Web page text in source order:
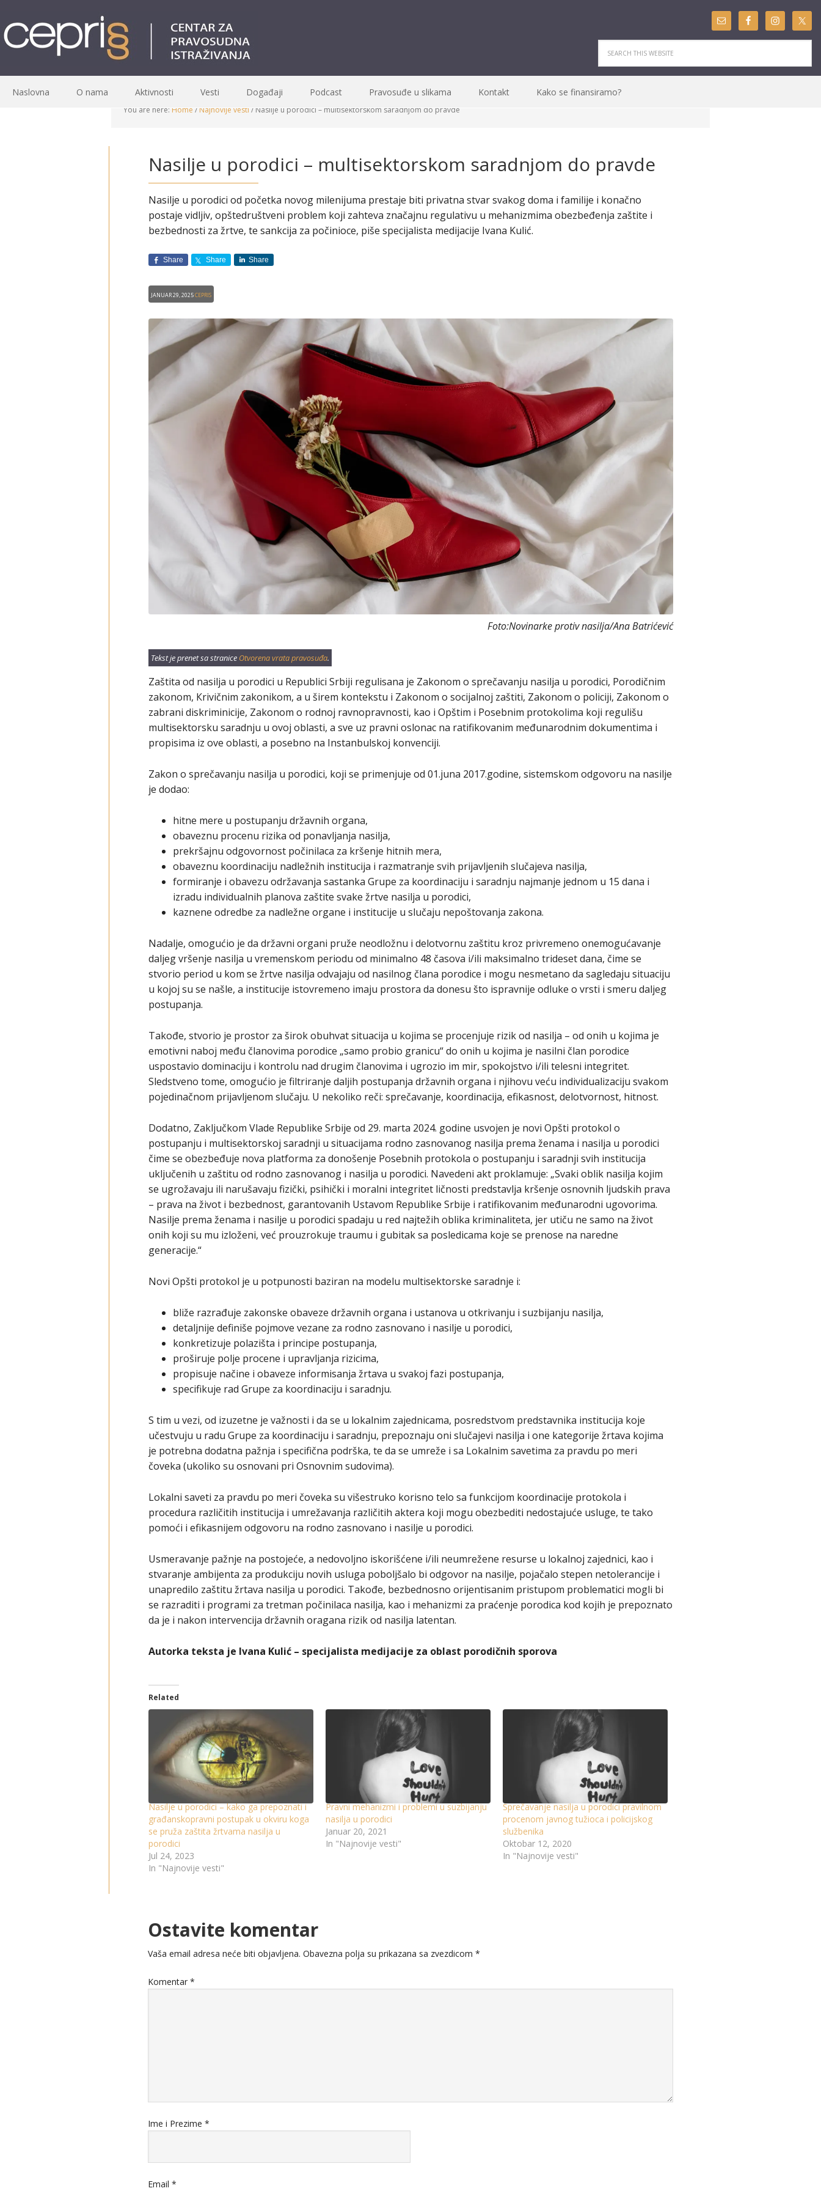
Naslovna O nama Aktivnosti Vesti Događaji Podcast Pravosuđe u slikama Kontakt Kako se finansiramo?
You are here: Home /Najnovije vesti /Nasilje u porodici – multisektorskom saradnjom do pravde
Nasilje u porodici – multisektorskom saradnjom do pravde
Nasilje u porodici od početka novog milenijuma prestaje biti privatna stvar svakog doma i familije i konačno
postaje vidljiv, opštedruštveni problem koji zahteva značajnu regulativu u mehanizmima obezbeđenja zaštite i
bezbednosti za žrtve, te sankcija za počinioce, piše specijalista medijacije Ivana Kulić.
Share Share Share
Januar 29, 2025CEPRIS
Foto:Novinarke protiv nasilja/Ana Batrićević
Tekst je prenet sa stranice Otvorena vrata pravosuđa.
Zaštita od nasilja u porodici u Republici Srbiji regulisana je Zakonom o sprečavanju nasilja u porodici, Porodičnim
zakonom, Кrivičnim zakonikom, a u širem kontekstu i Zakonom o socijalnoj zaštiti, Zakonom o policiji, Zakonom o
zabrani diskriminicije, Zakonom o rodnoj ravnopravnosti, kao i Opštim i Posebnim protokolima koji regulišu
multisektorsku saradnju u ovoj oblasti, a sve uz pravni oslonac na ratifikovanim međunarodnim dokumentima i
propisima iz ove oblasti, a posebno na Instanbulskoj konvenciji.
Zakon o sprečavanju nasilja u porodici, koji se primenjuje od 01.juna 2017.godine, sistemskom odgovoru na nasilje
je dodao:
hitne mere u postupanju državnih organa,
obaveznu procenu rizika od ponavljanja nasilja,
prekršajnu odgovornost počinilaca za kršenje hitnih mera,
obaveznu koordinaciju nadležnih institucija i razmatranje svih prijavljenih slučajeva nasilja,
formiranje i obavezu održavanja sastanka Grupe za koordinaciju i saradnju najmanje jednom u 15 dana i
izradu individualnih planova zaštite svake žrtve nasilja u porodici,
kaznene odredbe za nadležne organe i institucije u slučaju nepoštovanja zakona.
Nadalje, omogućio je da državni organi pruže neodložnu i delotvornu zaštitu kroz privremeno onemogućavanje
daljeg vršenje nasilja u vremenskom periodu od minimalno 48 časova i/ili maksimalno trideset dana, čime se
stvorio period u kom se žrtve nasilja odvajaju od nasilnog člana porodice i mogu nesmetano da sagledaju situaciju
u kojoj su se našle, a institucije istovremeno imaju prostora da donesu što ispravnije odluke o vrsti i smeru daljeg
postupanja.
Takođe, stvorio je prostor za širok obuhvat situacija u kojima se procenjuje rizik od nasilja – od onih u kojima je
emotivni naboj među članovima porodice „samo probio granicu“ do onih u kojima je nasilni član porodice
uspostavio dominaciju i kontrolu nad drugim članovima i ugrozio im mir, spokojstvo i/ili telesni integritet.
Sledstveno tome, omogućio je filtriranje daljih postupanja državnih organa i njihovu veću individualizaciju svakom
pojedinačnom prijavljenom slučaju. U nekoliko reči: sprečavanje, koordinacija, efikasnost, delotvornost, hitnost.
Dodatno, Zaključkom Vlade Republike Srbije od 29. marta 2024. godine usvojen je novi Opšti protokol o
postupanju i multisektorskoj saradnji u situacijama rodno zasnovanog nasilja prema ženama i nasilja u porodici
čime se obezbeđuje nova platforma za donošenje Posebnih protokola o postupanju i saradnji svih institucija
uključenih u zaštitu od rodno zasnovanog i nasilja u porodici. Navedeni akt proklamuje: „Svaki oblik nasilja kojim
se ugrožavaju ili narušavaju fizički, psihički i moralni integritet ličnosti predstavlja kršenje osnovnih ljudskih prava
– prava na život i bezbednost, garantovanih Ustavom Republike Srbije i ratifikovanim međunarodni ugovorima.
Nasilje prema ženama i nasilje u porodici spadaju u red najtežih oblika kriminaliteta, jer utiču ne samo na život
onih koji su mu izloženi, već prouzrokuje traumu i gubitak sa posledicama koje se prenose na naredne
generacije.“
Novi Opšti protokol je u potpunosti baziran na modelu multisektorske saradnje i:
bliže razrađuje zakonske obaveze državnih organa i ustanova u otkrivanju i suzbijanju nasilja,
detaljnije definiše pojmove vezane za rodno zasnovano i nasilje u porodici,
konkretizuje polazišta i principe postupanja,
proširuje polje procene i upravljanja rizicima,
propisuje načine i obaveze informisanja žrtava u svakoj fazi postupanja,
specifikuje rad Grupe za koordinaciju i saradnju.
S tim u vezi, od izuzetne je važnosti i da se u lokalnim zajednicama, posredstvom predstavnika institucija koje
učestvuju u radu Grupe za koordinaciju i saradnju, prepoznaju oni slučajevi nasilja i one kategorije žrtava kojima
je potrebna dodatna pažnja i specifična podrška, te da se umreže i sa Lokalnim savetima za pravdu po meri
čoveka (ukoliko su osnovani pri Osnovnim sudovima).
Lokalni saveti za pravdu po meri čoveka su višestruko korisno telo sa funkcijom koordinacije protokola i
procedura različitih institucija i umrežavanja različitih aktera koji mogu obezbediti nedostajuće usluge, te tako
pomoći i efikasnijem odgovoru na rodno zasnovano i nasilje u porodici.
Usmeravanje pažnje na postojeće, a nedovoljno iskorišćene i/ili neumrežene resurse u lokalnoj zajednici, kao i
stvaranje ambijenta za produkciju novih usluga poboljšalo bi odgovor na nasilje, pojačalo stepen netolerancije i
unapredilo zaštitu žrtava nasilja u porodici. Takođe, bezbednosno orijentisanim pristupom problematici mogli bi
se razraditi i programi za tretman počinilaca nasilja, kao i mehanizmi za praćenje porodica kod kojih je prepoznato
da je i nakon intervencija državnih oragana rizik od nasilja latentan.
Autorka teksta je Ivana Kulić – specijalista medijacije za oblast porodičnih sporova
Related
Nasilje u porodici – kako ga prepoznati i
građanskopravni postupak u okviru koga
se pruža zaštita žrtvama nasilja u
porodici
Jul 24, 2023
In "Najnovije vesti"
Pravni mehanizmi i problemi u suzbijanju
nasilja u porodici
Januar 20, 2021
In "Najnovije vesti"
Sprečavanje nasilja u porodici pravilnom
procenom javnog tužioca i policijskog
službenika
Oktobar 12, 2020
In "Najnovije vesti"
Ostavite komentar
Vaša email adresa neće biti objavljena. Obavezna polja su prikazana sa zvezdicom *
Komentar *
Ime i Prezime *
Email *